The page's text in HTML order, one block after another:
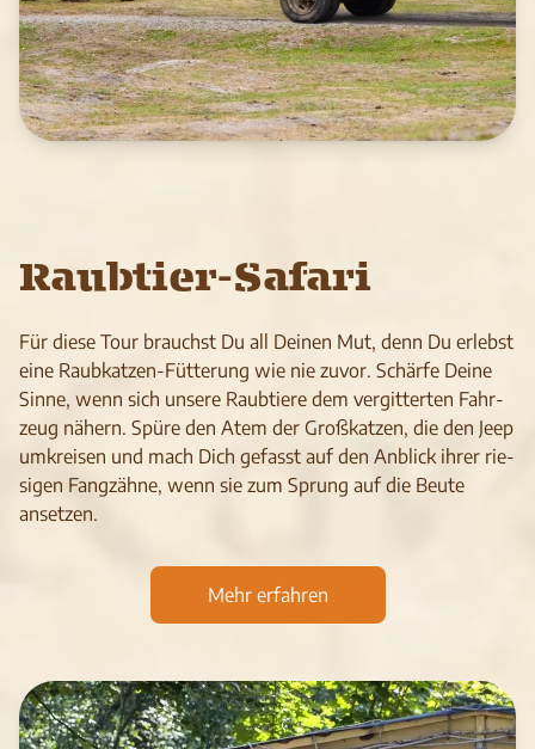
Raubtier-Safari
Für diese Tour brauchst Du all Dei­nen Mut, denn Du erlebst
eine Raub­kat­zen-Füt­te­rung wie nie zuvor. Schärfe Deine
Sinne, wenn sich unsere Raub­tiere dem ver­git­ter­ten Fahr­
zeug näh­ern. Spüre den Atem der Groß­kat­zen, die den Jeep
umk­rei­sen und mach Dich gefasst auf den Anblick ihrer rie­
si­gen Fang­zähne, wenn sie zum Sprung auf die Beute
anset­zen.
Mehr erfahren